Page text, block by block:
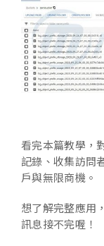
看完本篇教學，
記錄、收集訪問
戶與無限商機。
想了解完整應用
訊息接不完喔！